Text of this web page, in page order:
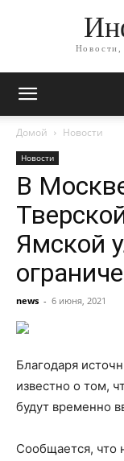
Домой Новости
Новости
В
Ямской
news - 6 июня, 2021
Благодаря
известно о том,
будут временно
Сообщается, что